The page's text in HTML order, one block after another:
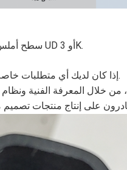
* سطح أملس داخلي مع قماش منسوج UD أو 3K.
إذا كان لديك أي متطلبات خاصة ، فلا تتردد في إعلامنا بذلك.
نحن منخرطون في مجال ألياف الكربون منذ عام 2006 ، من